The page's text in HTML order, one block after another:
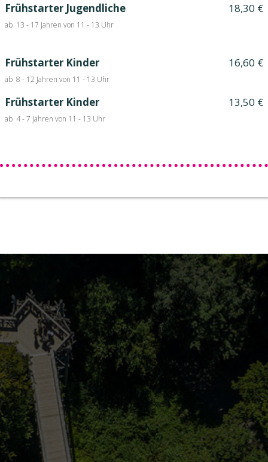
Frühstarter Jugendliche
ab 13 - 17 Jahren von 11 - 13 Uhr
18,30 €
Frühstarter Kinder
ab 8 - 12 Jahren von 11 - 13 Uhr
16,60 €
Frühstarter Kinder
ab 4 - 7 Jahren von 11 - 13 Uhr
13,50 €